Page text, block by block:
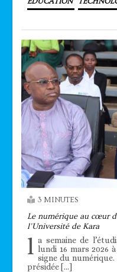
3 MINUTES
Le numérique au cœur
l’Université de Kara
l a semaine de
lundi 16 mars 2026
signe du numérique.
présidée […]